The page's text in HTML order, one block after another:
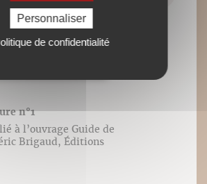
n°1
à l’ouvrage Guide de
Brigaud, Éditions
Personnaliser
de confidentialité